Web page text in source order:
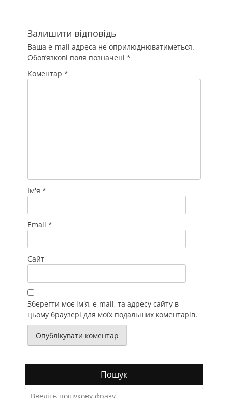
Залишити відповідь
Ваша e-mail адреса не оприлюднюватиметься.
Обов’язкові поля позначені *
Коментар *
Ім'я *
Email *
Сайт
Зберегти моє ім'я, e-mail, та адресу сайту в
цьому браузері для моїх подальших коментарів.
Пошук
Search